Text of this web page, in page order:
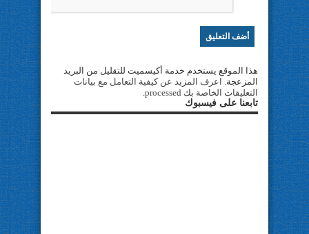
هذا الموقع يستخدم خدمة أكيسميت للتقليل من البريد
المزعجة. اعرف المزيد عن كيفية التعامل مع بيانات
التعليقات الخاصة بك processed
.
تابعنا على فيسبوك